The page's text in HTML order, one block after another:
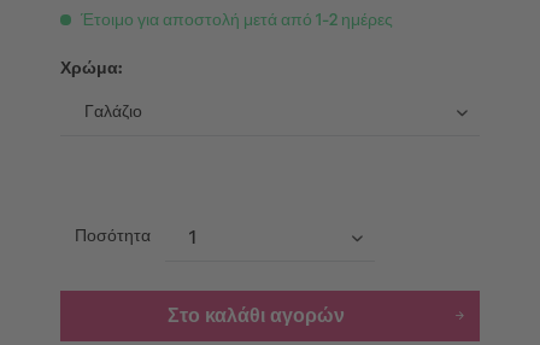
Έτοιμο για αποστολή μετά από 1-2 ημέρες
Χρώμα:
Ποσότητα
Στο καλάθι αγορών